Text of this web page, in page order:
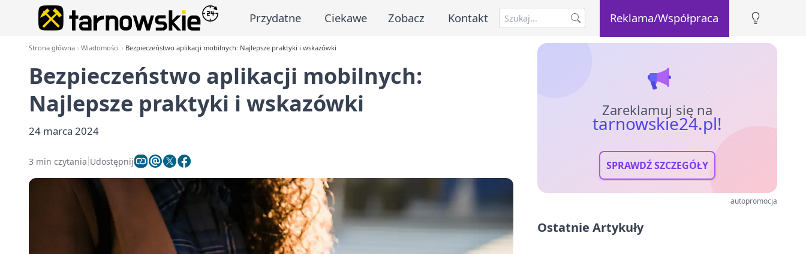
Przydatne Ciekawe Zobacz Kontakt Reklama/Współpraca
Strona główna Wiadomości Bezpieczeństwo aplikacji mobilnych: Najlepsze praktyki i wskazówki
Bezpieczeństwo aplikacji mobilnych:
Najlepsze praktyki i wskazówki
24 marca 2024
3 min czytania Udostępnij
Zareklamuj się na
tarnowskie24.pl!
SPRAWDŹ SZCZEGÓŁY
autopromocja
Ostatnie Artykuły